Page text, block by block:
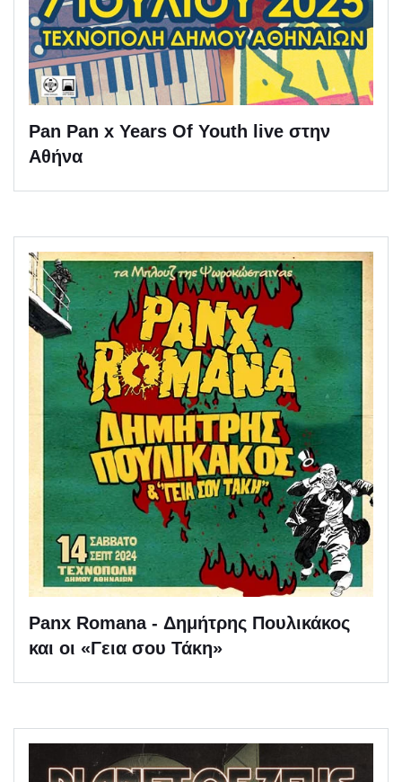
Pan Pan x Years Of Youth live στην
Αθήνα
Panx Romana - Δημήτρης Πουλικάκος
και οι «Γεια σου Τάκη»